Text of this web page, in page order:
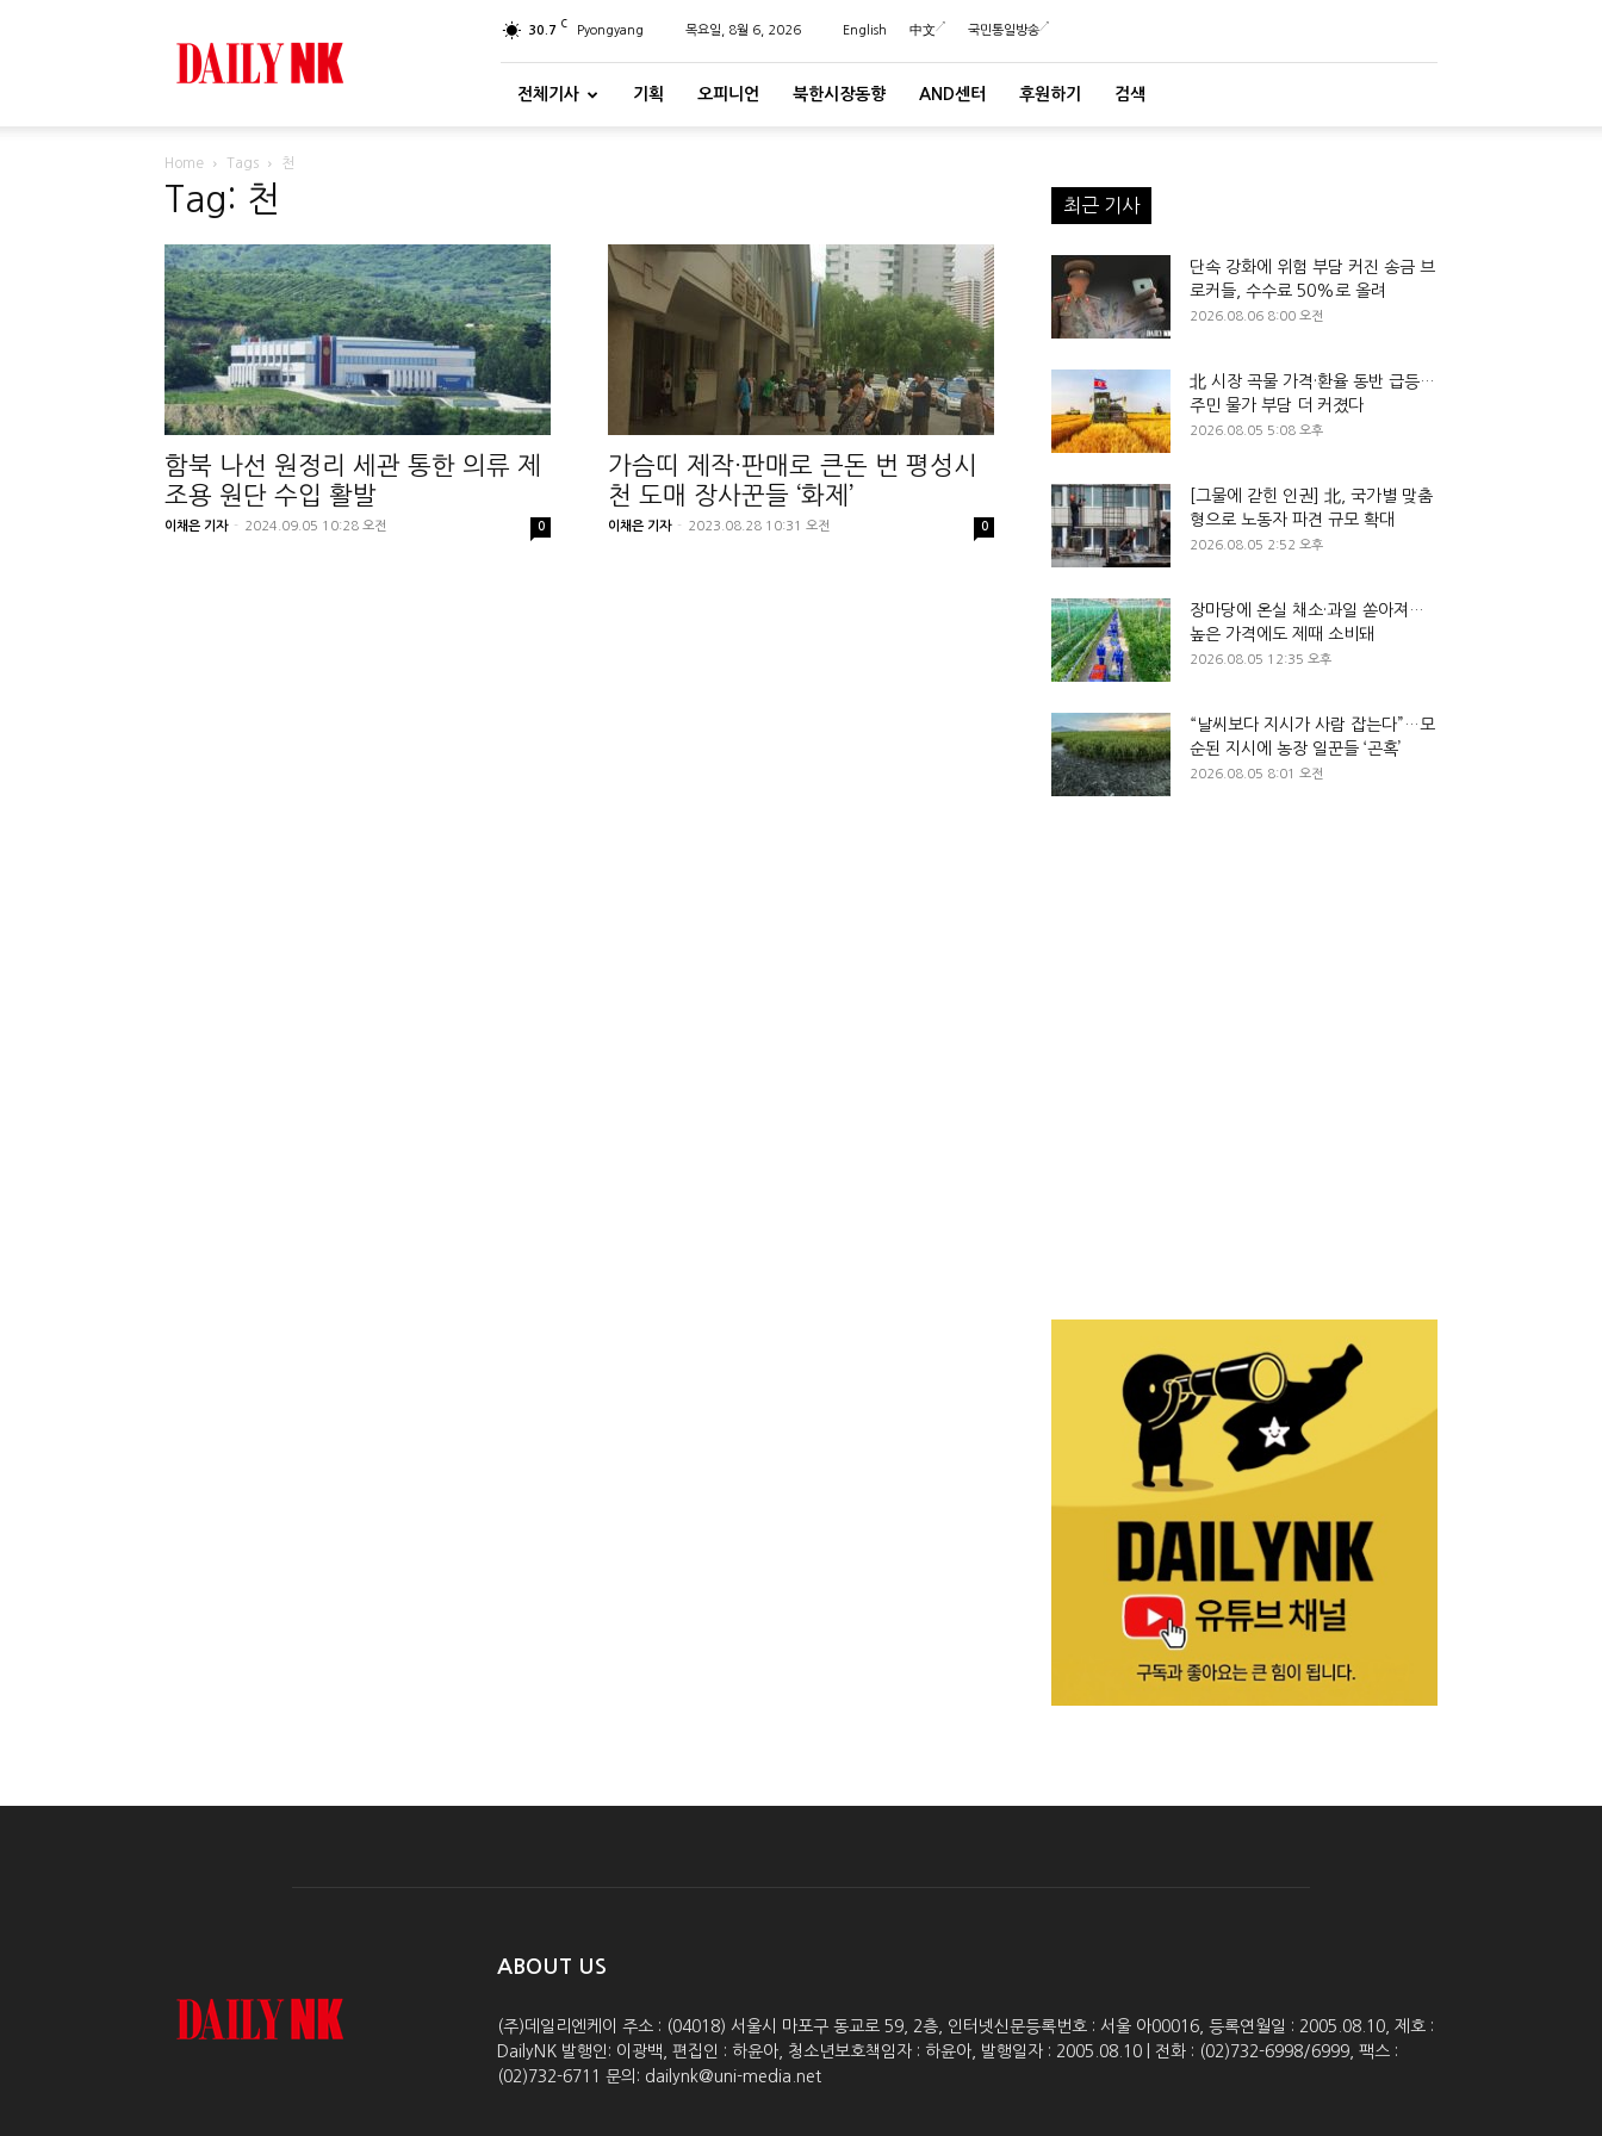
30.7 C Pyongyang 목요일, 8월 6, 2026 English 中文 국민통일방송
전체기사 기획 오피니언 북한시장동향 AND센터 후원하기 검색
Home Tags 천
Tag: 천
함북 나선 원정리 세관 통한 의류 제
조용 원단 수입 활발
이채은 기자 - 2024.09.05 10:28 오전 0
가슴띠 제작·판매로 큰돈 번 평성시
천 도매 장사꾼들 ‘화제’
이채은 기자 - 2023.08.28 10:31 오전 0
최근 기사
단속 강화에 위험 부담 커진 송금 브
로커들, 수수료 50%로 올려
2026.08.06 8:00 오전
北 시장 곡물 가격·환율 동반 급등…
주민 물가 부담 더 커졌다
2026.08.05 5:08 오후
[그물에 갇힌 인권] 北, 국가별 맞춤
형으로 노동자 파견 규모 확대
2026.08.05 2:52 오후
장마당에 온실 채소·과일 쏟아져…
높은 가격에도 제때 소비돼
2026.08.05 12:35 오후
“날씨보다 지시가 사람 잡는다”…모
순된 지시에 농장 일꾼들 ‘곤혹’
2026.08.05 8:01 오전
ABOUT US
(주)데일리엔케이 주소 : (04018) 서울시 마포구 동교로 59, 2층, 인터넷신문등록번호 : 서울 아00016, 등록연월일 : 2005.08.10, 제호 :
DailyNK 발행인: 이광백, 편집인 : 하윤아, 청소년보호책임자 : 하윤아, 발행일자 : 2005.08.10 | 전화 : (02)732-6998/6999, 팩스 :
(02)732-6711 문의: dailynk@uni-media.net